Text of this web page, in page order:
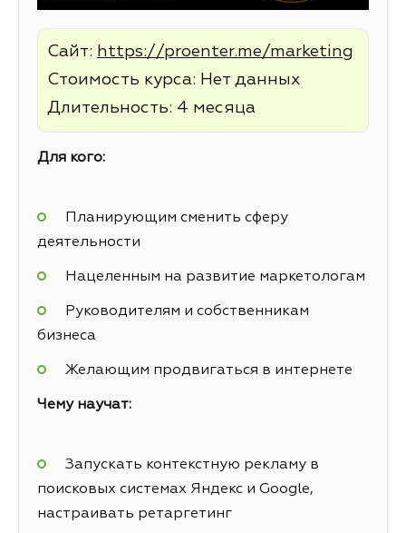
Сайт: https://proenter.me/marketing
Стоимость курса: Нет данных
Длительность: 4 месяца
Для кого:
Планирующим сменить сферу
деятельности
Нацеленным на развитие маркетологам
Руководителям и собственникам
бизнеса
Желающим продвигаться в интернете
Чему научат:
Запускать контекстную рекламу в
поисковых системах Яндекс и Google,
настраивать ретаргетинг